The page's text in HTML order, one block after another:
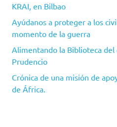
KRAI, en Bilbao
Ayúdanos a proteger a los
momento de la guerra
Alimentando la Biblioteca del
Prudencio
Crónica de una misión de
de África.